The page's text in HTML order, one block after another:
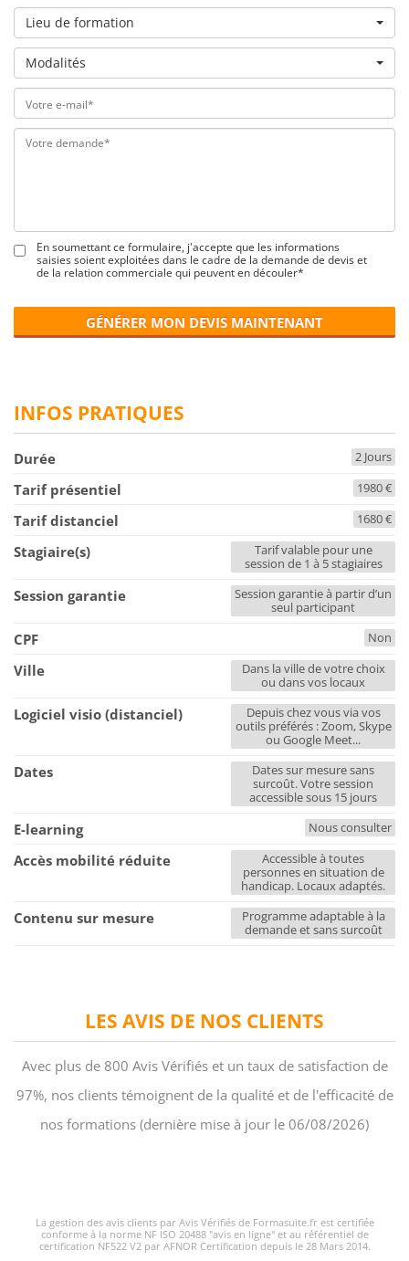
LES AVIS DE NOS CLIENTS
Avec plus de 800 Avis Vérifiés et un taux de satisfaction de
97%, nos clients témoignent de la qualité et de l'efficacité de
nos formations (dernière mise à jour le 06/08/2026)
La gestion des avis clients par Avis Vérifiés de Formasuite.fr est certifiée
conforme à la norme NF ISO 20488 "avis en ligne" et au référentiel de
certification NF522 V2 par AFNOR Certification depuis le 28 Mars 2014.
Lieu de formation
Modalités
En soumettant ce formulaire, j'accepte que les informations
saisies soient exploitées dans le cadre de la demande de devis et
de la relation commerciale qui peuvent en découler*
GÉNÉRER MON DEVIS MAINTENANT
INFOS PRATIQUES
Durée 2 Jours
Tarif présentiel 1980 €
Tarif distanciel 1680 €
Stagiaire(s)
Tarif valable pour une
session de 1 à 5 stagiaires
Session garantie
Session garantie à partir d’un
seul participant
CPF Non
Ville
Dans la ville de votre choix
ou dans vos locaux
Logiciel visio (distanciel)
Depuis chez vous via vos
outils préférés : Zoom, Skype
ou Google Meet...
Dates
Dates sur mesure sans
surcoût. Votre session
accessible sous 15 jours
E-learning Nous consulter
Accès mobilité réduite
Accessible à toutes
personnes en situation de
handicap. Locaux adaptés.
Contenu sur mesure
Programme adaptable à la
demande et sans surcoût